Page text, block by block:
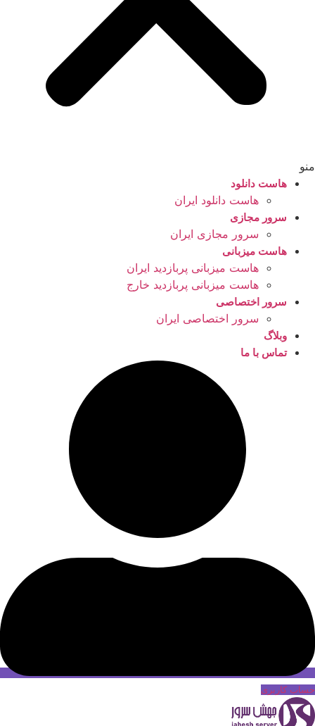
منو
هاست دانلود
هاست دانلود ایران
سرور مجازی
سرور مجازی ایران
هاست میزبانی
هاست میزبانی پربازدید ایران
هاست میزبانی پربازدید خارج
سرور اختصاصی
سرور اختصاصی ایران
وبلاگ
تماس با ما
حساب کاربری